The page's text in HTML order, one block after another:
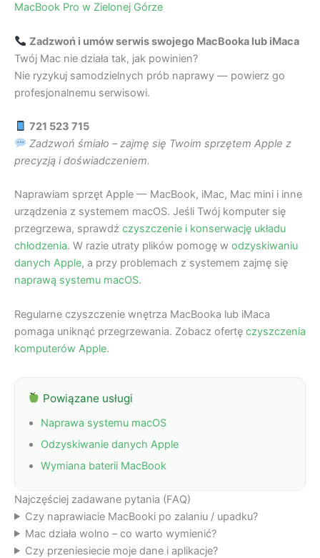
MacBook Pro w Zielonej Górze
Zadzwoń i umów serwis swojego MacBooka lub iMaca
Twój Mac nie działa tak, jak powinien?
Nie ryzykuj samodzielnych prób naprawy — powierz go
profesjonalnemu serwisowi.
721 523 715
Zadzwoń śmiało – zajmę się Twoim sprzętem Apple z
precyzją i doświadczeniem.
Naprawiam sprzęt Apple — MacBook, iMac, Mac mini i inne
urządzenia z systemem macOS. Jeśli Twój komputer się
przegrzewa, sprawdź czyszczenie i konserwację układu
chłodzenia. W razie utraty plików pomogę w odzyskiwaniu
danych Apple, a przy problemach z systemem zajmę się
naprawą systemu macOS.
Regularne czyszczenie wnętrza MacBooka lub iMaca
pomaga uniknąć przegrzewania. Zobacz ofertę czyszczenia
komputerów Apple.
Powiązane usługi
Naprawa systemu macOS
Odzyskiwanie danych Apple
Wymiana baterii MacBook
Najczęściej zadawane pytania (FAQ)
Czy naprawiacie MacBooki po zalaniu / upadku?
Mac działa wolno – co warto wymienić?
Czy przeniesiecie moje dane i aplikacje?